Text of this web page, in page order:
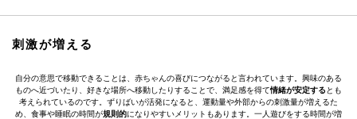
刺激が増える
自分の意思で移動できることは、赤ちゃんの喜びにつながると言われています。興味のある
ものへ近づいたり、好きな場所へ移動したりすることで、満足感を得て情緒が安定する とも
考えられているのです。ずりばいが活発になると、運動量や外部からの刺激量が増えるた
め、食事や睡眠の時間が規則的になりやすいメリットもあります。一人遊びをする時間が増